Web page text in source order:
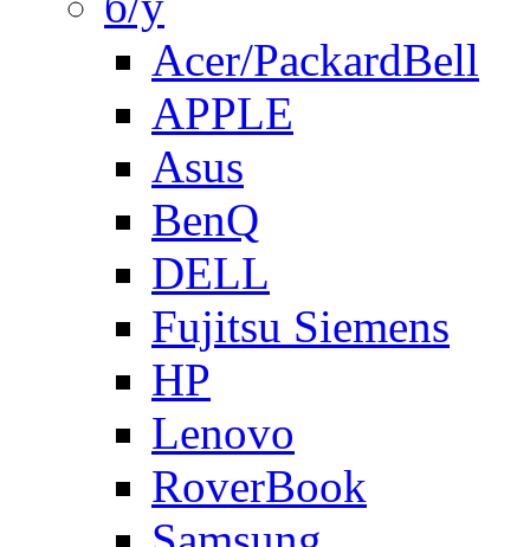
Acer/PackardBell
APPLE
Asus
BenQ
DELL
Fujitsu Siemens
HP
Lenovo
RoverBook